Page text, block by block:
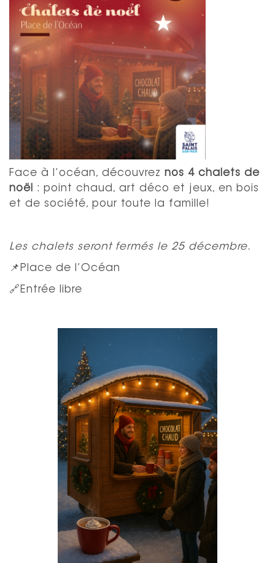
Face à l’océan, découvrez nos 4 chalets de
noël
: point chaud, art déco et jeux, en bois
et de société, pour toute la famille!
Les chalets seront fermés le 25 décembre.
📌Place de l’Océan
🔗Entrée libre